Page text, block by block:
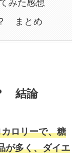
みた感想
まとめ
結論
ロリーで、糖
が多く、ダイエ